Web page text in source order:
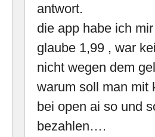
antwort.
die app habe ich
glaube 1,99 , war
nicht wegen dem
warum soll man mit
bei open ai so und
bezahlen….